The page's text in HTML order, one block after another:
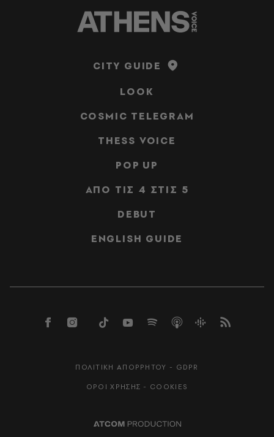
CITY GUIDE
LOOK
COSMIC TELEGRAM
THESS VOICE
POP UP
ΑΠΟ ΤΙΣ 4 ΣΤΙΣ 5
DEBUT
ENGLISH GUIDE
ΠΟΛΙΤΙΚΗ ΑΠΟΡΡΗΤΟΥ - GDPR
ΟΡΟΙ ΧΡΗΣΗΣ - COOKIES